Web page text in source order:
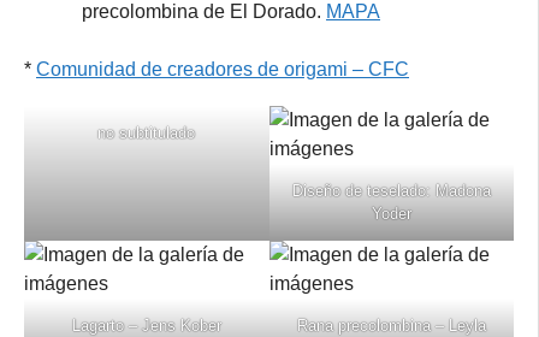
precolombina de El Dorado. MAPA
* Comunidad de creadores de origami – CFC
no subtitulado
Diseño de teselado: Madona
Yoder
Lagarto – Jens Kober
Rana precolombina – Leyla